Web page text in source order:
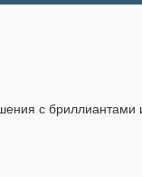
с бриллиантами